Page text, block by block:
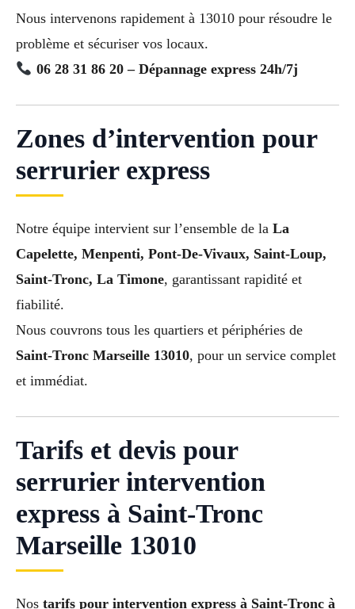
Nous intervenons rapidement à 13010 pour résoudre le
problème et sécuriser vos locaux.
06 28 31 86 20 – Dépannage express 24h/7j
Zones d’intervention pour
serrurier express
Notre équipe intervient sur l’ensemble de la La
Capelette, Menpenti, Pont-De-Vivaux, Saint-Loup,
Saint-Tronc, La Timone, garantissant rapidité et
fiabilité.
Nous couvrons tous les quartiers et périphéries de
Saint-Tronc Marseille 13010, pour un service complet
et immédiat.
Tarifs et devis pour
serrurier intervention
express à Saint-Tronc
Marseille 13010
Nos tarifs pour intervention express à Saint-Tronc à